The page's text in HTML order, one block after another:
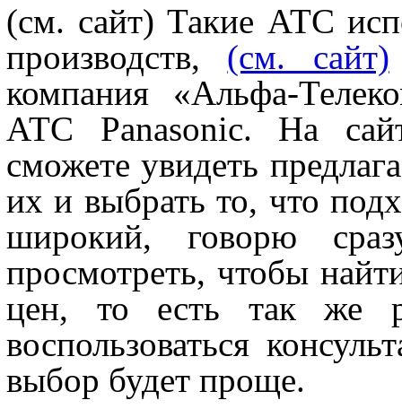
(см. сайт) Такие АТС
производств, (см. сайт)
компания «Альфа-
АТС Panasonic. На
сможете увидеть
их и выбрать то, что
широкий, говорю
просмотреть, чтобы
цен, то есть так же
воспользоваться
выбор будет проще.